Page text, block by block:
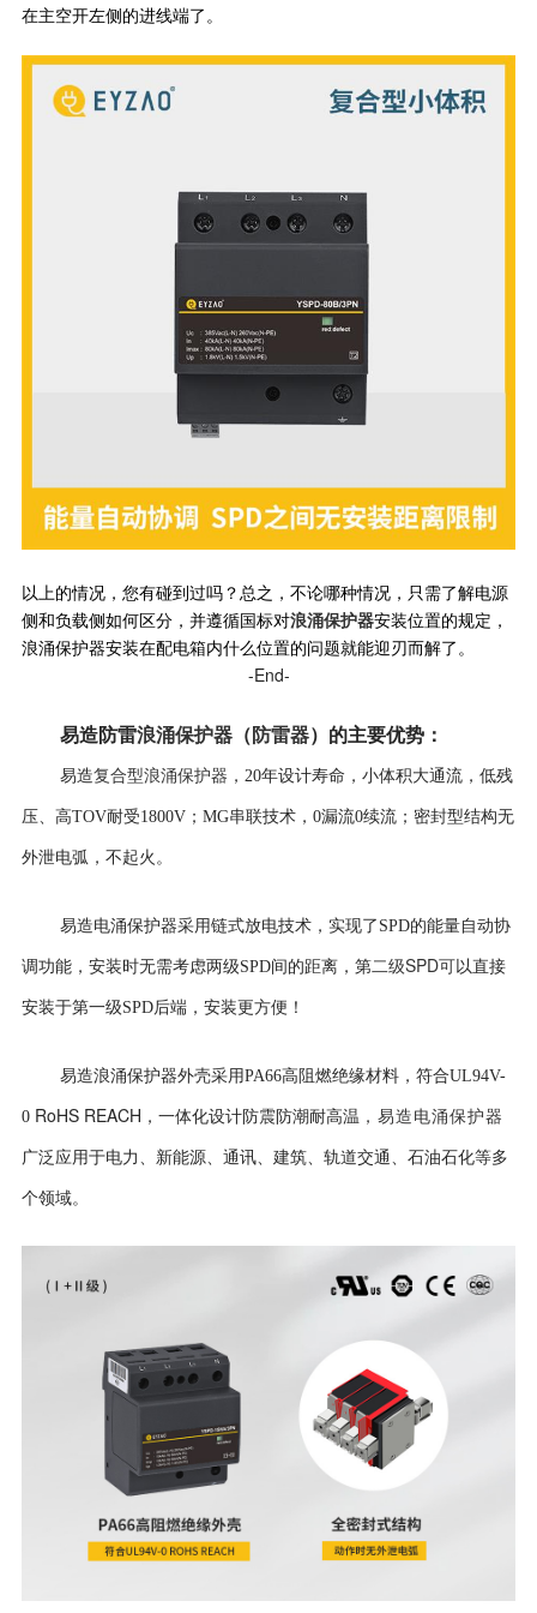
在主空开左侧的进线端了。
以上的情况，您有碰到过吗？总之，不论哪种情况，只需了解电源
侧和负载侧如何区分，并遵循国标对浪涌保护器安装位置的规定，
浪涌保护器安装在配电箱内什么位置的问题就能迎刃而解了。
-End-
易造防雷浪涌保护器（防雷器） 的主要优势：
易造复合型浪涌保护器 ， 20年设计寿命， 小体积大通流，低残
压、高TOV耐受1800V；MG串联技术，0漏流0续流；密封型结构无
外泄电弧，不起火。
易造电涌保护器采用链式放电技术，实现了SPD的能量自动协
调功能，安装时无需考虑两级SPD间的距离，第二级SPD可以直接
安装于第一级SPD后端，安装更方便！
易造浪涌保护器外壳采用PA66高阻燃绝缘材料，符合UL94V-
0 RoHS REACH ，一体化设计防震防潮耐高温 ，易造电涌保护器
广泛应用于电力、新能源、通讯、建筑、轨道交通、石油石化等多
个领域。